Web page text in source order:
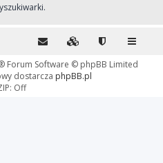
Forum Software © phpBB Limited
dostarcza phpBB.pl
Off